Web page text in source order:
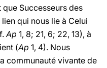
Successeurs des
qui nous lie à Celui
Ap 1, 8; 21, 6; 22, 13), à
(Ap 1, 4). Nous
communauté vivante de